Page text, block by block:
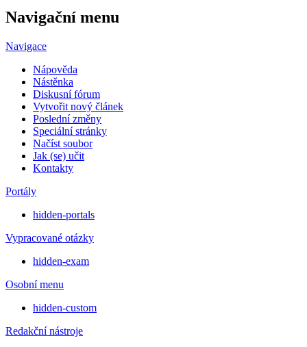
Navigační menu
Navigace
Nápověda
Nástěnka
Diskusní fórum
Vytvořit nový článek
Poslední změny
Speciální stránky
Načíst soubor
Jak (se) učit
Kontakty
Portály
hidden-portals
Vypracované otázky
hidden-exam
Osobní menu
hidden-custom
Redakční nástroje